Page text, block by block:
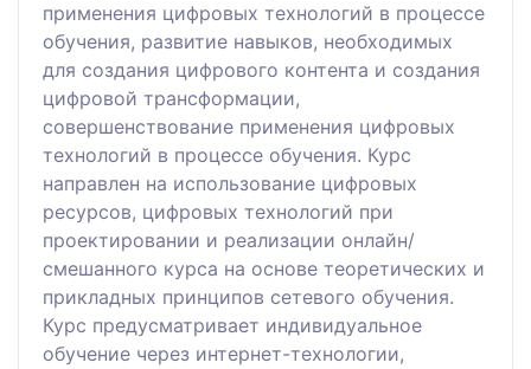
применения цифровых технологий в процессе
обучения, развитие навыков, необходимых
для создания цифрового контента и создания
цифровой трансформации,
совершенствование применения цифровых
технологий в процессе обучения. Курс
направлен на использование цифровых
ресурсов, цифровых технологий при
проектировании и реализации онлайн/
смешанного курса на основе теоретических и
прикладных принципов сетевого обучения.
Курс предусматривает индивидуальное
обучение через интернет-технологии,